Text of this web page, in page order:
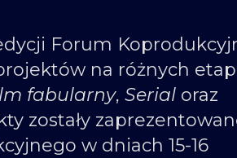
Forum
na różnych
fabularny, Serial oraz
zostały
w dniach 15-16